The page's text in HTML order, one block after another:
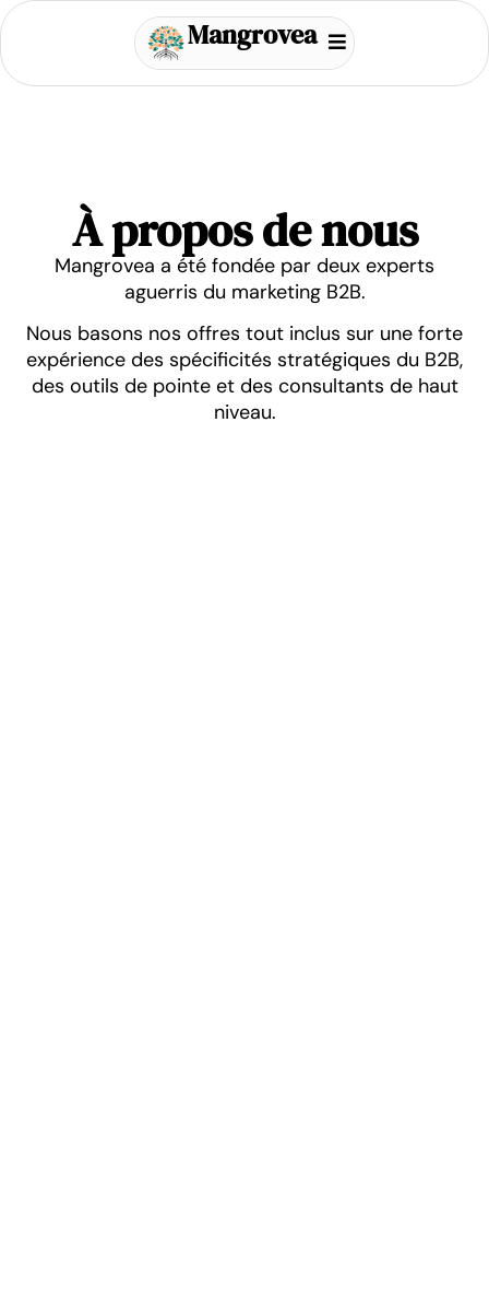
Mangrovea
À propos de nous
Mangrovea a été fondée par deux experts
aguerris du marketing B2B.
Nous basons nos offres tout inclus sur une forte
expérience des spécificités stratégiques du B2B,
des outils de pointe et des consultants de haut
niveau.